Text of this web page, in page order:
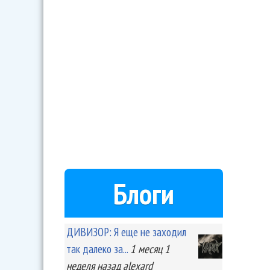
Блоги
ДИВИЗОР: Я еще не заходил
так далеко за... 1 месяц 1
неделяназад alexard